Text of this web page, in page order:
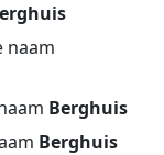
naam
Berghuis
Berghuis